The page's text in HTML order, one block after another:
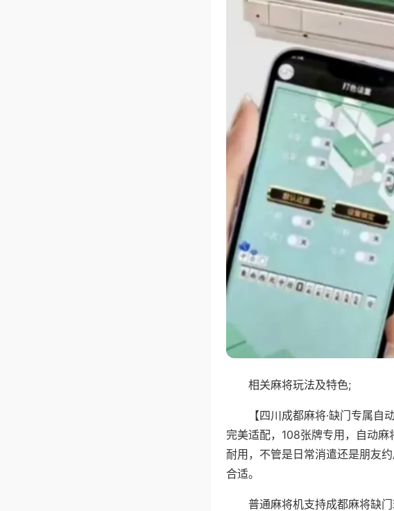
相关麻将玩法及特色;
【四川成都麻将·缺门专属
完美适配，108张牌专用，自动
耐用，不管是日常消遣还是朋友
合适。
普通麻将机支持成都麻将缺